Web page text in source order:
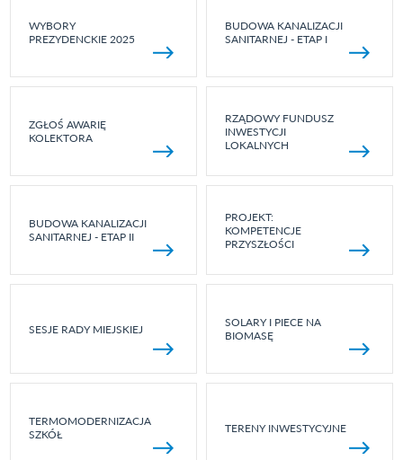
WYBORY
PREZYDENCKIE 2025
BUDOWA KANALIZACJI
SANITARNEJ - ETAP I
ZGŁOŚ AWARIĘ
KOLEKTORA
RZĄDOWY FUNDUSZ
INWESTYCJI
LOKALNYCH
BUDOWA KANALIZACJI
SANITARNEJ - ETAP II
PROJEKT:
KOMPETENCJE
PRZYSZŁOŚCI
SESJE RADY MIEJSKIEJ
SOLARY I PIECE NA
BIOMASĘ
TERMOMODERNIZACJA
SZKÓŁ
TERENY INWESTYCYJNE